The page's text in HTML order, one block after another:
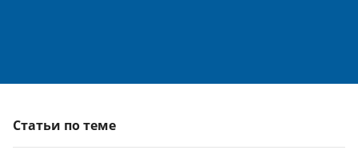
Статьи по теме